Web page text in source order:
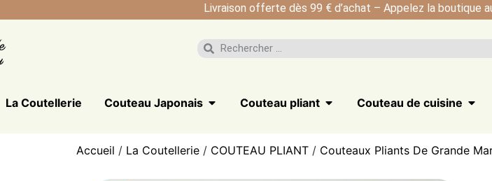
Livraison offerte dès 99 € d’achat – Appelez la boutique
La Coutellerie Couteau Japonais Couteau pliant Couteau de cuisine
Accueil / La Coutellerie / COUTEAU PLIANT / Couteaux Pliants De Grande